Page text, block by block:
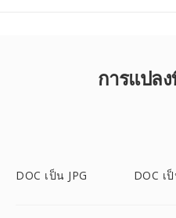
การแปล
DOC เป็น JPG DOC เ